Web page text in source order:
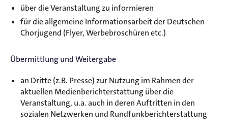
über die Veranstaltung zu informieren
für die allgemeine Informationsarbeit der Deutschen
Chorjugend (Flyer, Werbebroschüren etc.)
Übermittlung und Weitergabe
an Dritte (z.B. Presse) zur Nutzung im Rahmen der
aktuellen Medienberichterstattung über die
Veranstaltung, u.a. auch in deren Auftritten in den
sozialen Netzwerken und Rundfunkberichterstattung